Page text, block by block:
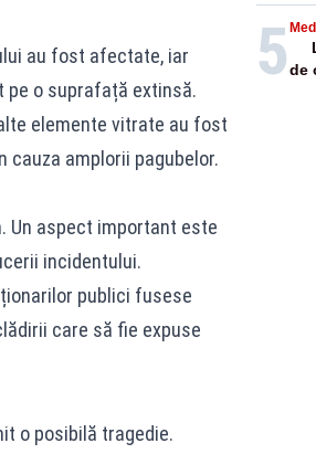
au fost afectate, iar
pe o suprafață extinsă.
elemente vitrate au fost
cauza amplorii pagubelor.
Un aspect important este
incidentului.
publici fusese
care să fie expuse
o posibilă tragedie.
5de